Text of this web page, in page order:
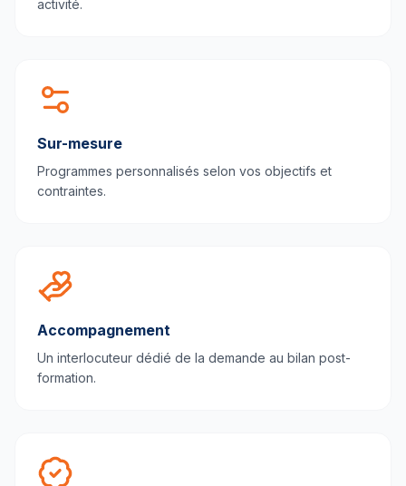
activité.
Sur-mesure
Programmes personnalisés selon vos objectifs et
contraintes.
Accompagnement
Un interlocuteur dédié de la demande au bilan post-
formation.